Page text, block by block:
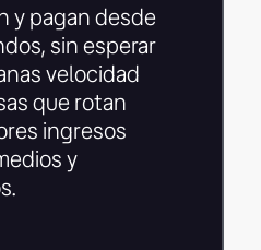
y pagan desde
sin esperar
velocidad
que rotan
ingresos
y